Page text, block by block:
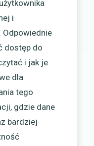
i
dostęp do
i jak je
dla
tego
gdzie dane
bardziej